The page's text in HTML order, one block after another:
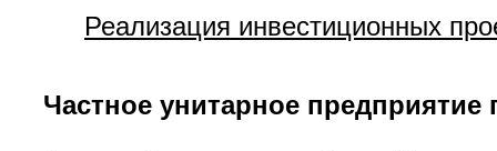
Реализация инвестиционных
Частное унитарное